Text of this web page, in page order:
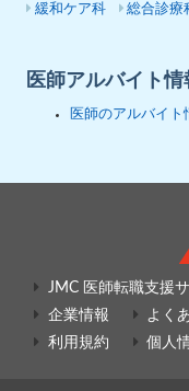
緩和ケア科
総合診療
医師アルバイト
医師のアルバイト
JMC 医師転職支援
企業情報
よく
利用規約
個人